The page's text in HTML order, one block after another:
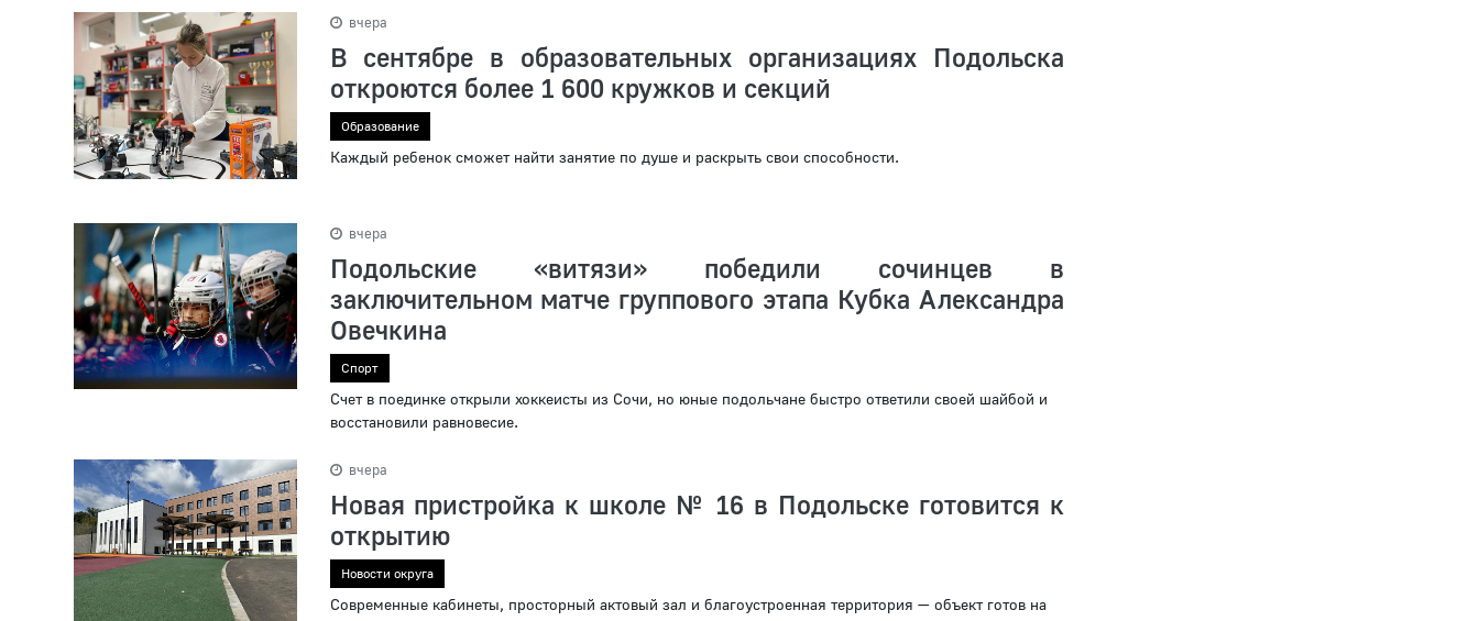
вчера
В сентябре в образовательных организациях Подольска
откроются более 1 600 кружков и секций
Образование
Каждый ребенок сможет найти занятие по душе и раскрыть свои способности.
вчера
Подольские «витязи» победили сочинцев в
заключительном матче группового этапа Кубка Александра
Овечкина
Спорт
Счет в поединке открыли хоккеисты из Сочи, но юные подольчане быстро ответили своей шайбой и
восстановили равновесие.
вчера
Новая пристройка к школе № 16 в Подольске готовится к
открытию
Новости округа
Современные кабинеты, просторный актовый зал и благоустроенная территория — объект готов на